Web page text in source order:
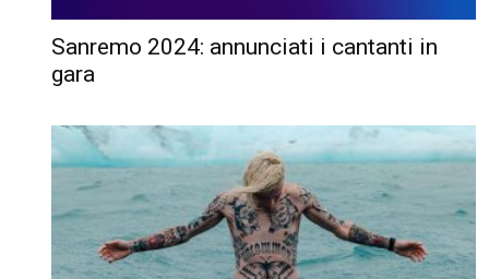
Sanremo 2024: annunciati i cantanti in
gara